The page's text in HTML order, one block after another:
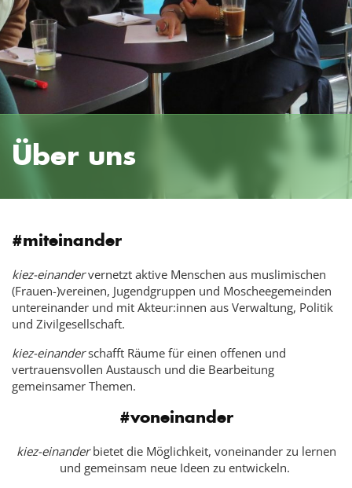
Über uns
#miteinander
kiez-einandervernetzt aktive Menschen aus muslimischen
(Frauen-)vereinen, Jugendgruppen und Moscheegemeinden
untereinander und mit Akteur:innen aus Verwaltung, Politik
und Zivilgesellschaft.
kiez-einanderschafft Räume für einen offenen und
vertrauensvollen Austausch und die Bearbeitung
gemeinsamer Themen.
#voneinander
kiez-einanderbietet die Möglichkeit, voneinander zu lernen
und gemeinsam neue Ideen zu entwickeln.